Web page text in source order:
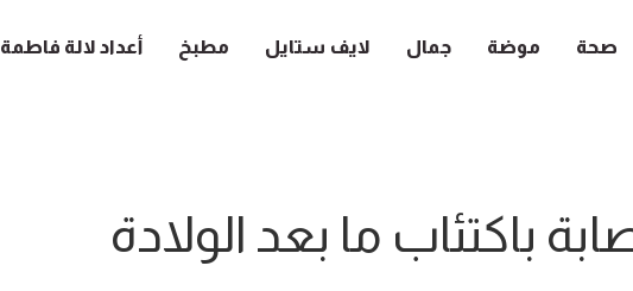
صحة موضة جمال لايف ستايل مطبخ أعداد لالة فاطمة
باكتئاب ما بعد الولادة